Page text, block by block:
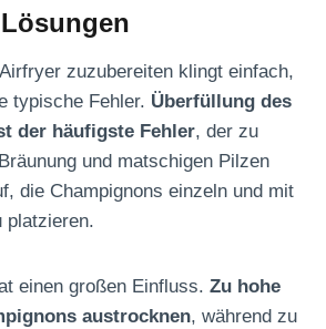
zuzubereiten klingt einfach,
typische Fehler. Überfüllung des
der häufigste Fehler, der zu
und matschigen Pilzen
die Champignons einzeln und mit
platzieren.
einen großen Einfluss. Zu hohe
austrocknen, während zu